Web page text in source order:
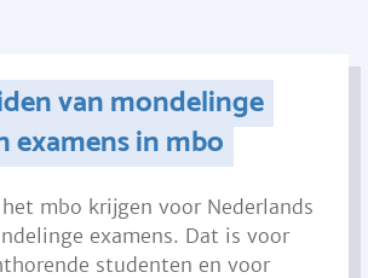
van mondelinge
examens in mbo
mbo krijgen voor Nederlands
examens. Dat is voor
studenten en voor